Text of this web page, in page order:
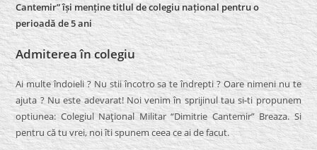
Cantemir” își menține titlul de colegiu național pentru o
perioadă de 5 ani
Admiterea în colegiu
Ai multe îndoieli ? Nu stii încotro sa te îndrepti ? Oare nimeni nu te
ajuta ? Nu este adevarat! Noi venim în sprijinul tau si-ti propunem
optiunea: Colegiul Naţional Militar “Dimitrie Cantemir” Breaza. Si
pentru că tu vrei, noi îti spunem ceea ce ai de facut.